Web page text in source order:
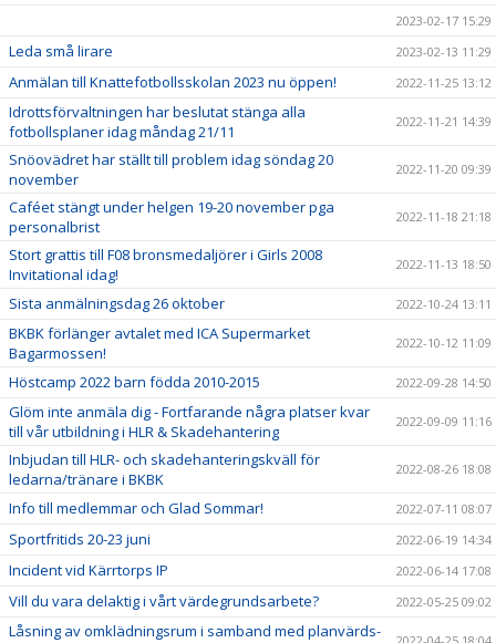
2023-02-17 15:29
Leda små lirare 2023-02-13 11:29
Anmälan till Knattefotbollsskolan 2023 nu öppen! 2022-11-25 13:12
Idrottsförvaltningen har beslutat stänga alla
fotbollsplaner idag måndag 21/11
2022-11-21 14:39
Snöovädret har ställt till problem idag söndag 20
november
2022-11-20 09:39
Caféet stängt under helgen 19-20 november pga
personalbrist
2022-11-18 21:18
Stort grattis till F08 bronsmedaljörer i Girls 2008
Invitational idag!
2022-11-13 18:50
Sista anmälningsdag 26 oktober 2022-10-24 13:11
BKBK förlänger avtalet med ICA Supermarket
Bagarmossen!
2022-10-12 11:09
Höstcamp 2022 barn födda 2010-2015 2022-09-28 14:50
Glöm inte anmäla dig - Fortfarande några platser kvar
till vår utbildning i HLR & Skadehantering
2022-09-09 11:16
Inbjudan till HLR- och skadehanteringskväll för
ledarna/tränare i BKBK
2022-08-26 18:08
Info till medlemmar och Glad Sommar! 2022-07-11 08:07
Sportfritids 20-23 juni 2022-06-19 14:34
Incident vid Kärrtorps IP 2022-06-14 17:08
Vill du vara delaktig i vårt värdegrundsarbete? 2022-05-25 09:02
Låsning av omklädningsrum i samband med planvärds-